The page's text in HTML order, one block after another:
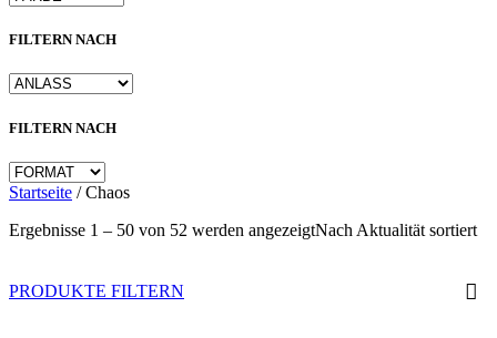
FILTERN NACH
FILTERN NACH
Startseite /Chaos
Ergebnisse 1 – 50 von 52 werden angezeigtNach Aktualität sortiert
PRODUKTE FILTERN